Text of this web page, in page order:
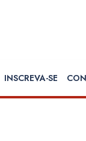
INSCREVA-SE